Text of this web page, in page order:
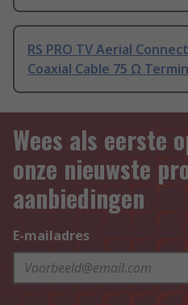
RS PRO TV Aerial
Coaxial Cable 75 Ω
Wees als eerste
onze nieuwste
aanbiedingen
E-mailadres